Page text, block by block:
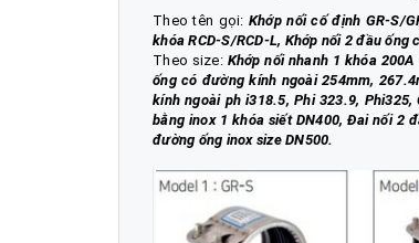
Theo tên gọi: Khớp nối cố định GR-S/
khóa RCD-S/RCD-L, Khớp nối 2 đầu
Theo size: Khớp nối nhanh 1 khóa
ống có đường kính ngoài 254mm,
kính ngoài ph i318.5, Phi 323.9,
bằng inox 1 khóa siết DN400, Đai nối 2
đường ống inox size DN500.